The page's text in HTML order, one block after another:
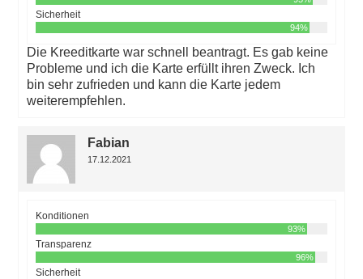
Sicherheit
94%
Die Kreeditkarte war schnell beantragt. Es gab keine
Probleme und ich die Karte erfüllt ihren Zweck. Ich
bin sehr zufrieden und kann die Karte jedem
weiterempfehlen.
Fabian
17.12.2021
Konditionen
93%
Transparenz
96%
Sicherheit